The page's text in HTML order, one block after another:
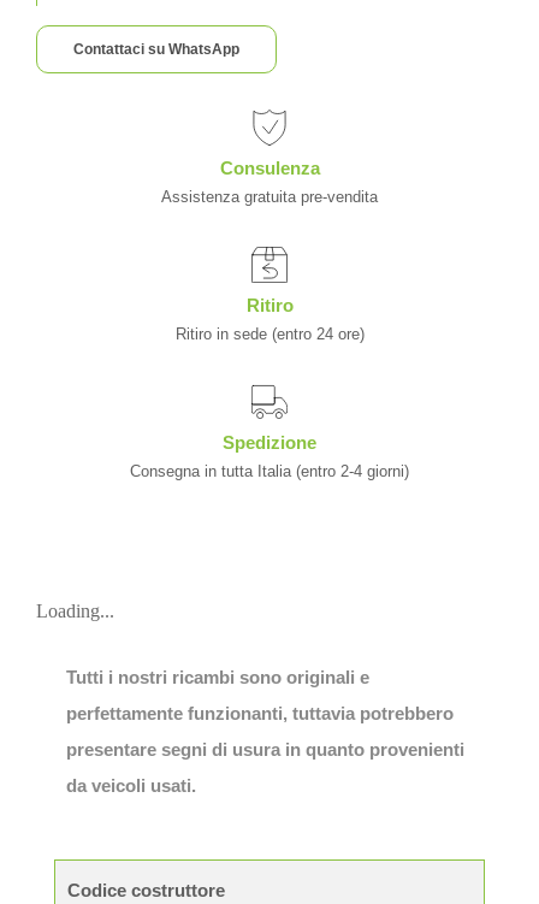
Contattaci su WhatsApp
Consulenza
Assistenza gratuita pre-vendita
Ritiro
Ritiro in sede (entro 24 ore)
Spedizione
Consegna in tutta Italia (entro 2-4 giorni)
Loading...
Tutti i nostri ricambi sono originali e
perfettamente funzionanti, tuttavia potrebbero
presentare segni di usura in quanto provenienti
da veicoli usati.
Codice costruttore